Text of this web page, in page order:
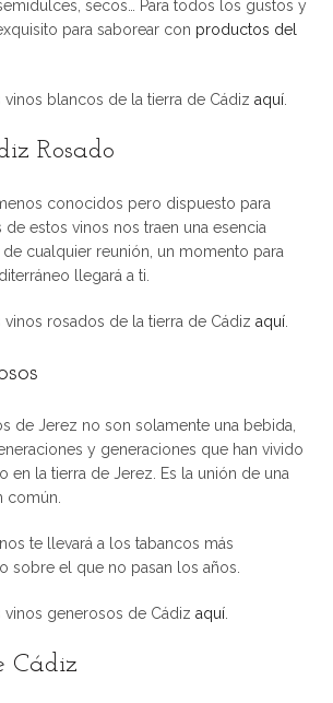
secos… Para todos los gustos y
para saborear con productos del
blancos de la tierra de Cádiz aquí
Rosado
conocidos pero dispuesto para
de estos vinos nos traen una esencia
de cualquier reunión, un momento para
llegará a ti.
rosados de la tierra de Cádiz aquí
de Jerez no son solamente una bebida,
y generaciones que han vivido
en la tierra de Jerez. Es la unión de una
común.
te llevará a los tabancos más
sobre el que no pasan los años.
generosos de Cádiz aquí
Cádiz